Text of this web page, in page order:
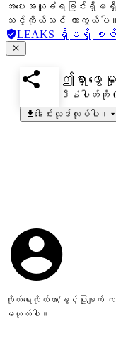
အပေးအယူခံရခြင်းရှိမရှိ စ
သင့်ကိုယ်သင် ကာကွယ်ပါ။
LEAKS ရှိမရှိ စစ်ဆ
ဤရှာဖွေ
ဒီနံပါတ်ကို
ဒေါင်းလုဒ်လုပ်ပါ။
ကိုယ်ရေးကိုယ်တာ/ခွင့်ပြုချက်
မဟုတ်ပါ။